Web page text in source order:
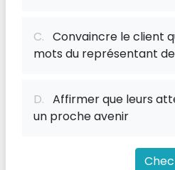
C. Convaincre le client
mots du représentant
D. Affirmer que leurs
un proche avenir